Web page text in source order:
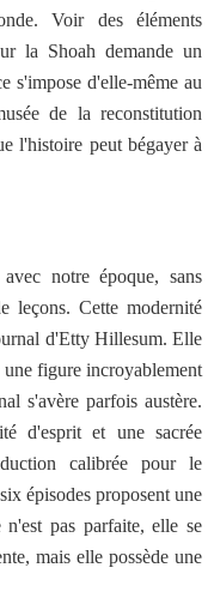
Voir des éléments
la Shoah demande un
s'impose d'elle-même au
de la reconstitution
l'histoire peut bégayer à
notre époque, sans
leçons. Cette modernité
d'Etty Hillesum. Elle
figure incroyablement
s'avère parfois austère.
d'esprit et une sacrée
calibrée pour le
épisodes proposent une
pas parfaite, elle se
mais elle possède une